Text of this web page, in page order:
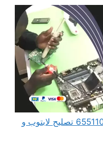
مهندس كمبيوتر النويصيب 65511033 تصليح لابتوب و